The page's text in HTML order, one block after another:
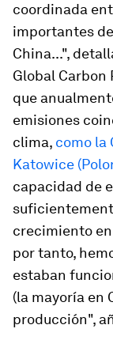
coordinada
importantes
China...",
Global Carbon
que
emisiones
clima, como la
Katowice
capacidad de
crecimiento
por tanto,
estaban
(la mayoría en
producción",